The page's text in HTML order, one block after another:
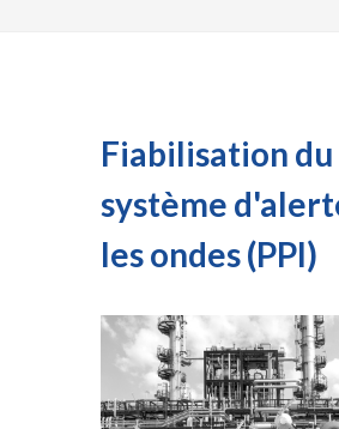
Fiabilisation du
système
les ondes (PPI)